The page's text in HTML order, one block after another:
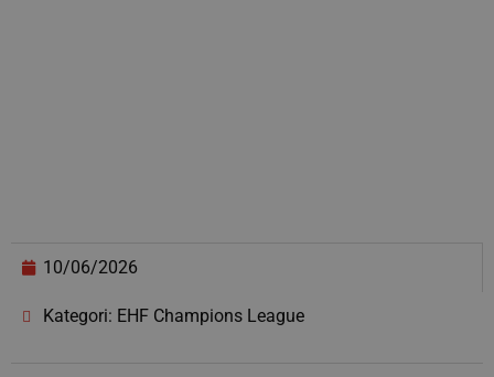
10/06/2026
Kategori: EHF Champions League